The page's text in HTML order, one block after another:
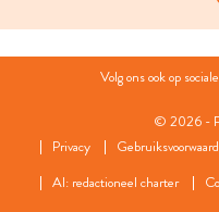
Volg ons ook op
© 2026 -
Privacy
AI: redactioneel charter